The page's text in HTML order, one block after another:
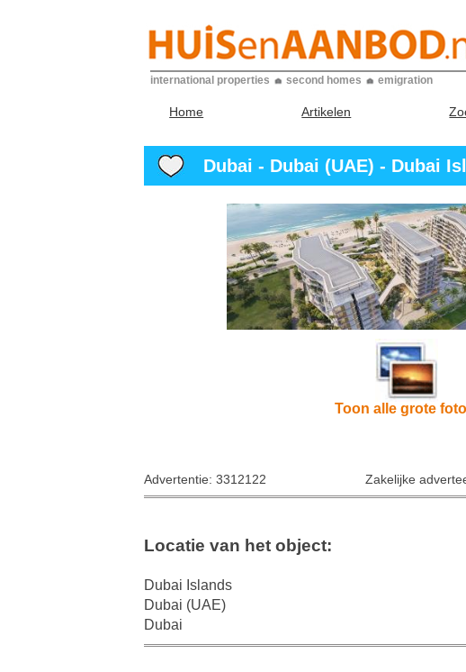
international properties second homes emigration
Home Artikelen
Dubai - Dubai (UAE) - Dubai
Toon alle grote
Advertentie: 3312122 Zakelijke
Locatie van het object:
Dubai Islands
Dubai (UAE)
Dubai